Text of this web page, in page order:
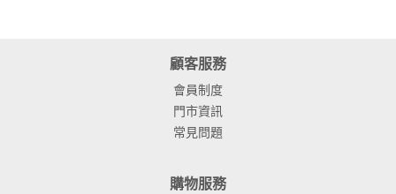
顧客服務
會員制度
門市資訊
常見問題
購物服務